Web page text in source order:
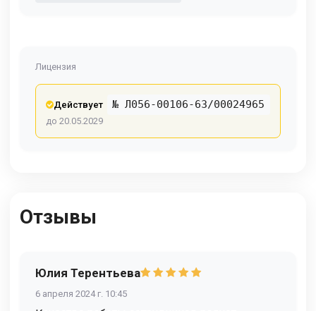
Лицензия
Действует № Л056-00106-63/00024965
до 20.05.2029
Отзывы
Юлия Терентьева
6 апреля 2024 г. 10:45